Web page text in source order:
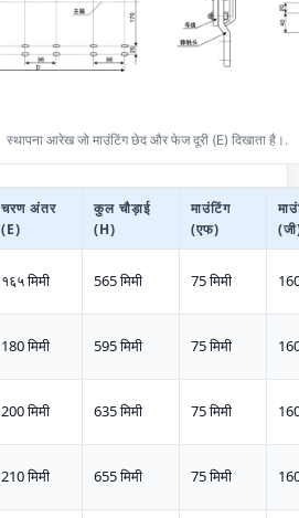
स्थापना आरेख जो माउंटिंग छेद और फेज दूरी (E) दिखाता है।.
चरण अंतर
(E)
कुल चौड़ाई
(H)
माउंटिंग
(एफ)
१६५ मिमी 565 मिमी 75 मिमी
180 मिमी 595 मिमी 75 मिमी
200 मिमी 635 मिमी 75 मिमी
210 मिमी 655 मिमी 75 मिमी